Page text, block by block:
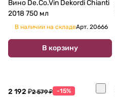
Вино De.Co.Vin Dekordi Chianti
2018 750 мл
В наличии на складеАрт. 20666
В корзину
2 192 ₽2 579 ₽ -15%